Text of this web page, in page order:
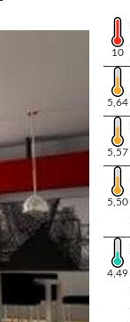
10
5,64
5,57
5,50
4,49